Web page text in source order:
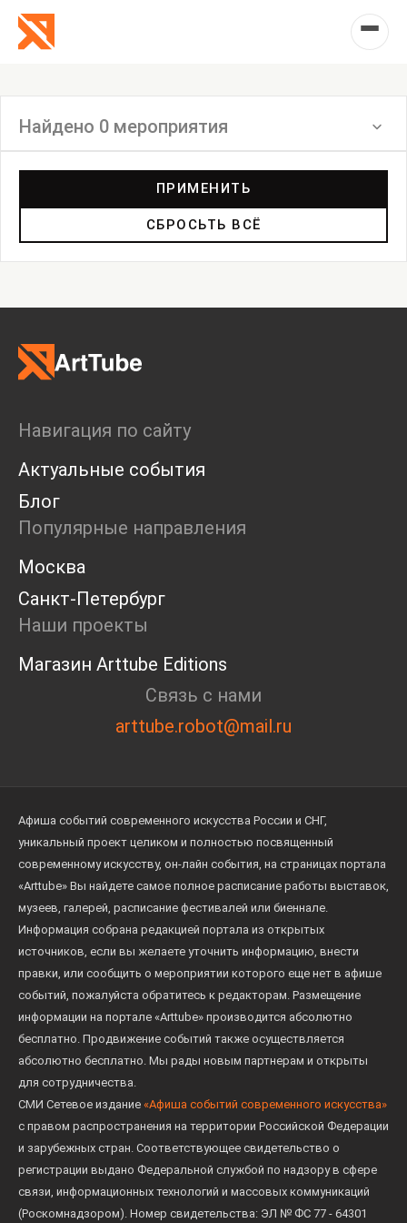
Найдено 0 мероприятия
Дискуссия
Пост-релиз
Пресс-конференция
Ярмарка
Open call
Экскурсия
Дискуссия
Cosmoscow 2024
Blazar 2024
Встречи
Круглый стол
ПРИМЕНИТЬ
СБРОСЬТЬ ВСЁ
Навигация по сайту
Актуальные события
Блог
Популярные направления
Москва
Санкт-Петербург
Наши проекты
Магазин Arttube Editions
Связь с нами
arttube.robot@mail.ru
Афиша событий современного искусства России и СНГ,
уникальный проект целиком и полностью посвященный
современному искусству, он-лайн события, на страницах портала
«Arttube» Вы найдете самое полное расписание работы выставок,
музеев, галерей, расписание фестивалей или биеннале.
Информация собрана редакцией портала из открытых
источников, если вы желаете уточнить информацию, внести
правки, или сообщить о мероприятии которого еще нет в афише
событий, пожалуйста обратитесь к редакторам. Размещение
информации на портале «Arttube» производится абсолютно
бесплатно. Продвижение событий также осуществляется
абсолютно бесплатно. Мы рады новым партнерам и открыты
для сотрудничества.
СМИ Сетевое издание «Афиша событий современного искусства»
с правом распространения на территории Российской Федерации
и зарубежных стран. Соответствующее свидетельство о
регистрации выдано Федеральной службой по надзору в сфере
связи, информационных технологий и массовых коммуникаций
(Роскомнадзором). Номер свидетельства: ЭЛ № ФС 77 - 64301